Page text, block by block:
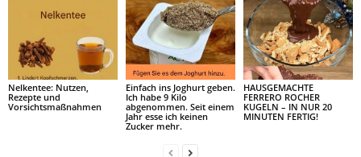
Nelkentee: Nutzen,
Rezepte und
Vorsichtsmaßnahmen
Einfach ins Joghurt geben.
Ich habe 9 Kilo
abgenommen. Seit einem
Jahr esse ich keinen
Zucker mehr.
HAUSGEMACHTE
FERRERO ROCHER
KUGELN – IN NUR 20
MINUTEN FERTIG!